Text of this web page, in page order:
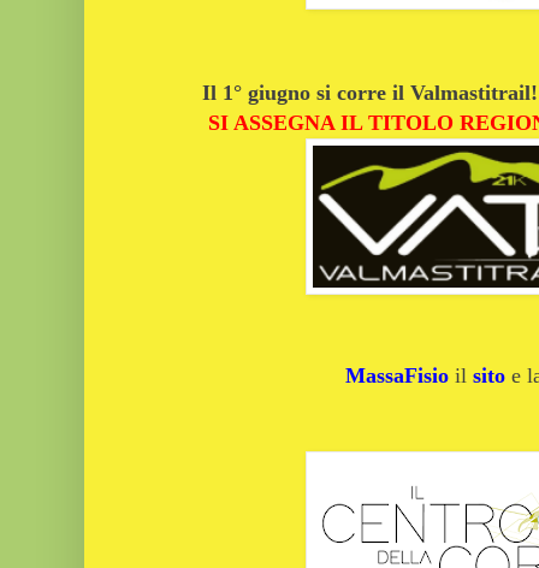
Il 1° giugno si corre il
SI ASSEGNA IL TITOLO
MassaFisio il sito e